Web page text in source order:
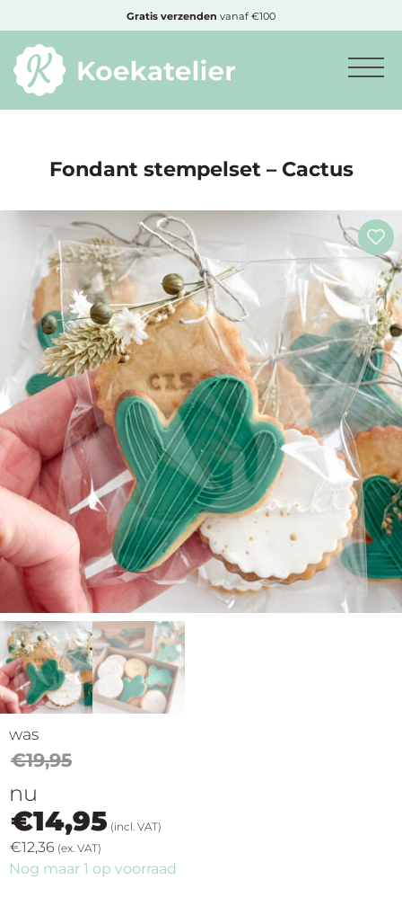
Minimum
producten
Producten
soort
Producten
thema
Maatwerk
Cursussen
Gratis
Outlet
Gratis verzenden vanaf €100
Fondant stempelset – Cactus
was
€19,95
nu
€14,95 (incl. VAT)
€12,36 (ex. VAT)
Nog maar 1 op voorraad